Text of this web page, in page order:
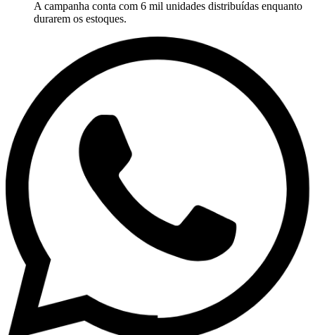
A campanha conta com 6 mil unidades distribuídas enquanto
durarem os estoques.